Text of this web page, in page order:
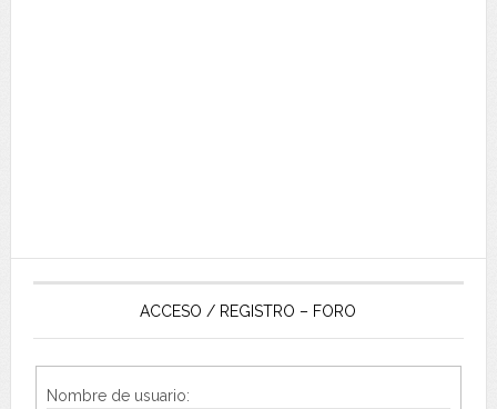
ACCESO / REGISTRO – FORO
Nombre de usuario: